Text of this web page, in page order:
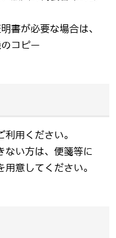
書が必要な場合は、
コピー
用ください。
ない方は、便箋等に
意してください。